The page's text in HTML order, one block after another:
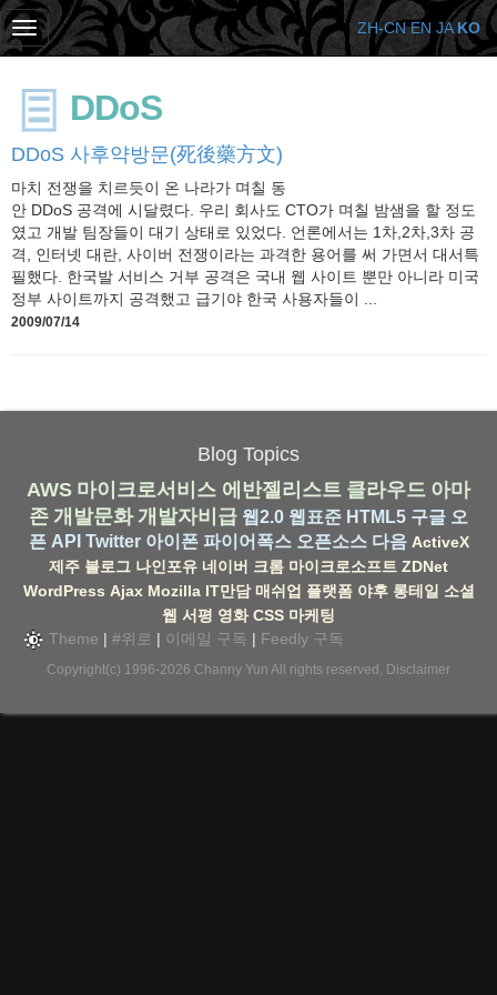
DDoS
DDoS 사후약방문(死後藥方文)
마치 전쟁을 치르듯이 온 나라가 며칠 동
안 DDoS 공격에 시달렸다. 우리 회사도 CTO가 며칠 밤샘을 할 정도
였고 개발 팀장들이 대기 상태로 있었다. 언론에서는 1차,2차,3차 공
격, 인터넷 대란, 사이버 전쟁이라는 과격한 용어를 써 가면서 대서특
필했다. 한국발 서비스 거부 공격은 국내 웹 사이트 뿐만 아니라 미국
정부 사이트까지 공격했고 급기야 한국 사용자들이 ...
2009/07/14
Blog Topics
AWS 마이크로서비스 에반젤리스트 클라우드 아마
존 개발문화 개발자비급 웹2.0 웹표준 HTML5 구글 오
픈 API Twitter 아이폰 파이어폭스 오픈소스 다음 ActiveX
제주 블로그 나인포유 네이버 크롬 마이크로소프트 ZDNet
WordPress Ajax Mozilla IT만담 매쉬업 플랫폼 야후 롱테일 소셜
웹 서평 영화 CSS 마케팅
Theme | #위로 | 이메일 구독 | Feedly 구독
Copyright(c) 1996-2026 Channy Yun All rights reserved. Disclaimer
ZH-CN EN JA KO